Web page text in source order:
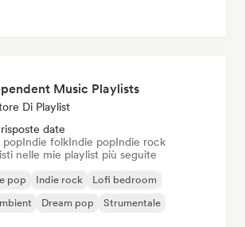
Music Playlists
Di Playlist
date
popIndie folkIndie popIndie rock
nelle mie playlist più seguite
pop Indie rock
Lofi bedroom
Dream pop Strumentale